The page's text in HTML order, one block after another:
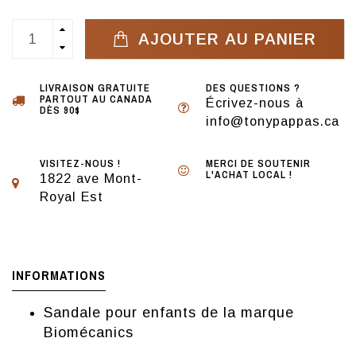
AJOUTER AU PANIER
LIVRAISON GRATUITE
PARTOUT AU CANADA
DÈS 90$
DES QUESTIONS ?
Écrivez-nous à
info@tonypappas.ca
VISITEZ-NOUS !
1822 ave Mont-
Royal Est
MERCI DE SOUTENIR
L'ACHAT LOCAL !
INFORMATIONS
Sandale pour enfants de la marque
Biomécanics